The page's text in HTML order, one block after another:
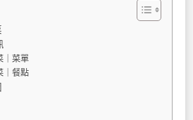
｜菜單
｜餐點